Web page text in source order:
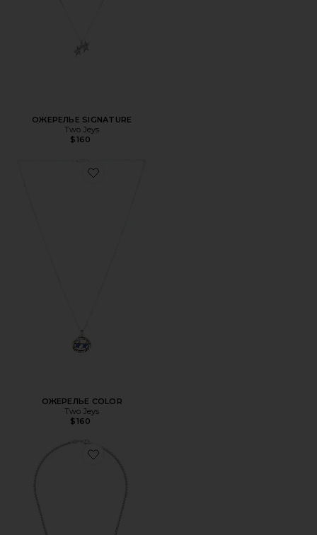
ОЖЕРЕЛЬЕ SIGNATURE
Two Jeys
$160
Favorite ОЖЕРЕЛЬЕ COLOR
ОЖЕРЕЛЬЕ COLOR
Two Jeys
$160
Favorite ОЖЕРЕЛЬЕ SQUARE